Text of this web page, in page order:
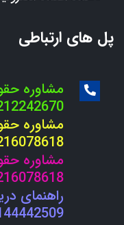
پل های ارتباطی
مشاوره حقوقی 24
مشاوره
مشاوره
راهنمای